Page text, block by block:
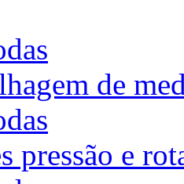
de
pressão e